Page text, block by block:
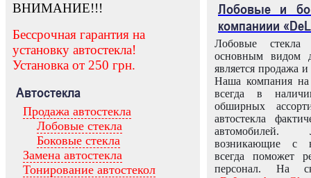
ВНИМАНИЕ!!!
Бессрочная гарантия на
установку автостекла!
Установка от 250 грн.
Автостекла
Продажа автостекла
Лобовые стекла
Боковые стекла
Замена автостекла
Тонирование автостекол
Лобовые и
компаниии
Лобовые
основным видом
является продажа и
Наша компания на
всегда в
обширных
автостекла
возникающие с
всегда поможет
персонал. На